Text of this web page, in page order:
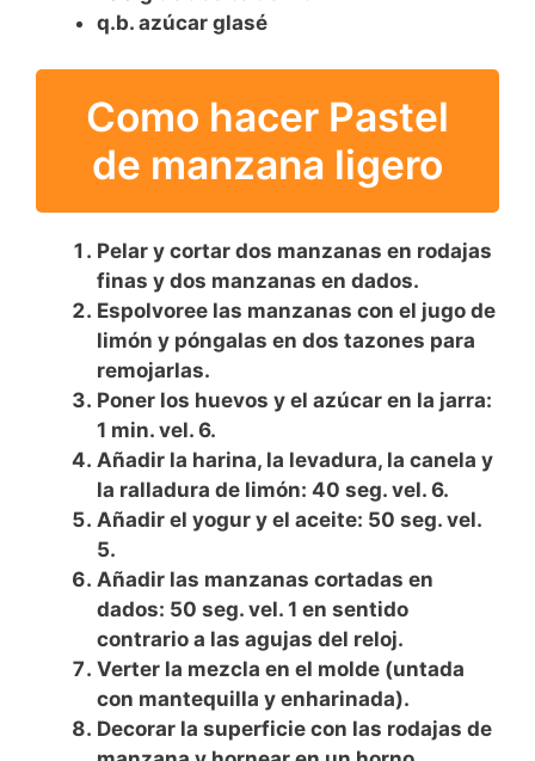
q.b. azúcar glasé
Como hacer Pastel
de manzana ligero
Pelar y cortar dos manzanas en rodajas
finas y dos manzanas en dados.
Espolvoree las manzanas con el jugo de
limón y póngalas en dos tazones para
remojarlas.
Poner los huevos y el azúcar en la jarra:
1 min. vel. 6.
Añadir la harina, la levadura, la canela y
la ralladura de limón: 40 seg. vel. 6.
Añadir el yogur y el aceite: 50 seg. vel.
5.
Añadir las manzanas cortadas en
dados: 50 seg. vel. 1 en sentido
contrario a las agujas del reloj.
Verter la mezcla en el molde (untada
con mantequilla y enharinada).
Decorar la superficie con las rodajas de